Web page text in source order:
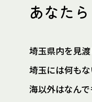
あなた
埼玉県内を見渡
埼玉には何もな
海以外はなんで